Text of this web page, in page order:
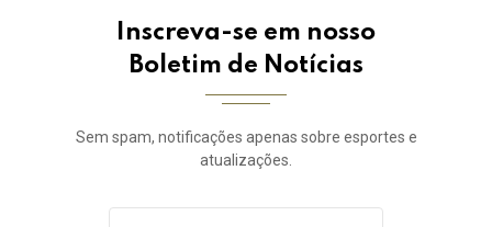
Inscreva-se em nosso
Boletim de Notícias
Sem spam, notificações apenas sobre esportes e
atualizações.